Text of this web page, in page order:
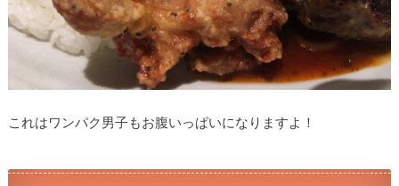
これはワンパク男子もお腹いっぱいになりますよ！